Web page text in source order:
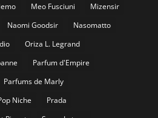
Meo Fusciuni
Mizensir
Naomi Goodsir
Nasomatto
Oriza L. Legrand
Parfum d'Empire
Parfums de Marly
Niche
Prada